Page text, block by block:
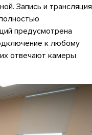
Запись и трансляция
предусмотрена
к любому
отвечают камеры